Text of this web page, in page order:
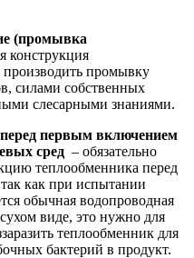
(промывка
конструкция
производить промывку
силами собственных
слесарными знаниями.
первым включением
сред – обязательно
теплообменника перед
как при испытании
обычная водопроводная
виде, это нужно для
теплообменник для
бактерий в продукт.